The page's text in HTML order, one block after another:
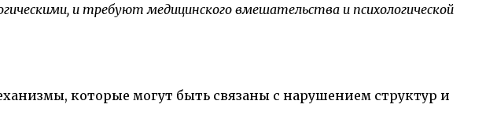
и требуют медицинского вмешательства и психологической
которые могут быть связаны с нарушением структур и